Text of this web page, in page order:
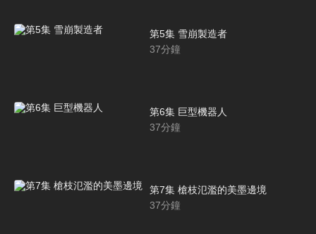
第5集 雪崩製造者
37分鐘
第6集 巨型機器人
37分鐘
第7集 槍枝氾濫的美墨邊境
37分鐘